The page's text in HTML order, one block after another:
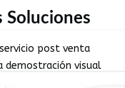
Soluciones
post venta
demostración visual